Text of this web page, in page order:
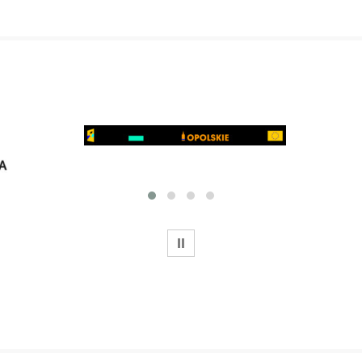
WSTRZYMAJ